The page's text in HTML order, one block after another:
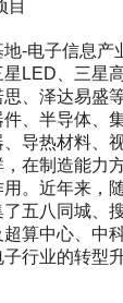
目
-电子信息产
LED、三星
、泽达易盛
、半导体、
导热材料、
在制造能力
。近年来，
五八同城、
算中心、中
行业的转型